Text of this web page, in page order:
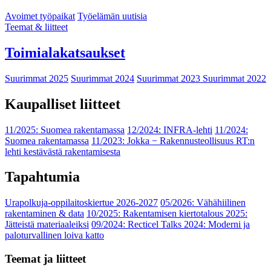
Avoimet työpaikat Työelämän uutisia
Teemat & liitteet
Toimialakatsaukset
Suurimmat 2025 Suurimmat 2024 Suurimmat 2023 Suurimmat 2022
Kaupalliset liitteet
11/2025: Suomea rakentamassa 12/2024: INFRA-lehti 11/2024:
Suomea rakentamassa 11/2023: Jokka − Rakennusteollisuus RT:n
lehti kestävästä rakentamisesta
Tapahtumia
Urapolkuja-oppilaitoskiertue 2026-2027 05/2026: Vähähiilinen
rakentaminen & data 10/2025: Rakentamisen kiertotalous 2025:
Jätteistä materiaaleiksi 09/2024: Recticel Talks 2024: Moderni ja
paloturvallinen loiva katto
Teemat ja liitteet